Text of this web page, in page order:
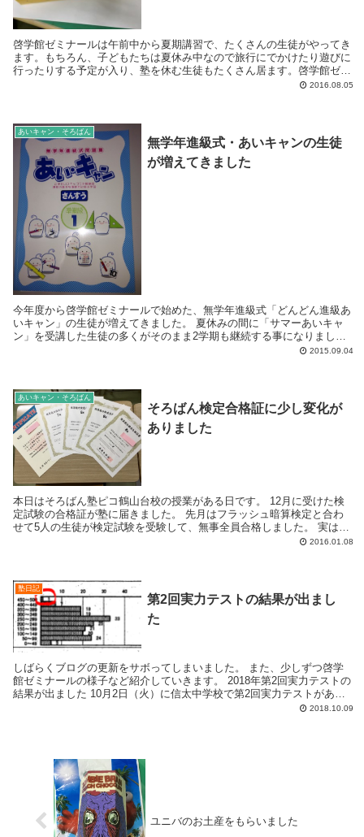
啓学館ゼミナールは午前中から夏期講習で、たくさんの生徒がやってき
ます。もちろん、子どもたちは夏休み中なので旅行にでかけたり遊びに
行ったりする予定が入り、塾を休む生徒もたくさん居ます。啓学館ゼミ
2016.08.05
あいキャン・そろばん
無学年進級式・あいキャンの生徒
が増えてきました
今年度から啓学館ゼミナールで始めた、無学年進級式「どんどん進級あ
いキャン」の生徒が増えてきました。 夏休みの間に「サマーあいキャ
ン」を受講した生徒の多くがそのまま2学期も継続する事になりまし
2015.09.04
あいキャン・そろばん
そろばん検定合格証に少し変化が
ありました
本日はそろばん塾ピコ鶴山台校の授業がある日です。 12月に受けた検
定試験の合格証が塾に届きました。 先月はフラッシュ暗算検定と合わ
せて5人の生徒が検定試験を受験して、無事全員合格しました。 実はこ
2016.01.08
塾日記
第2回実力テストの結果が出まし
た
しばらくブログの更新をサボってしまいました。 また、少しずつ啓学
館ゼミナールの様子など紹介していきます。 2018年第2回実力テストの
結果が出ました 10月2日（火）に信太中学校で第2回実力テストがあり
2018.10.09
ユニバのお土産をもらいました